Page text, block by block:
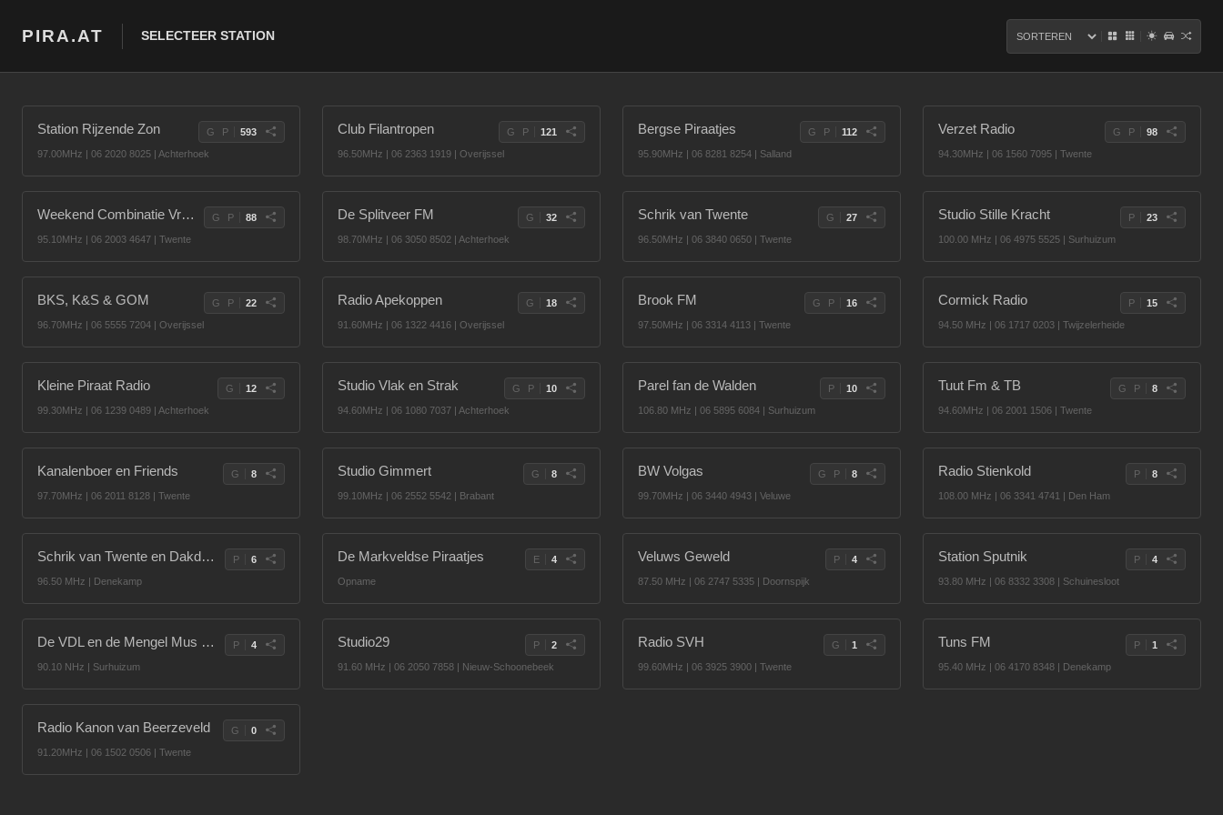
PIRA.AT SELECTEER STATION
Sorteer stations
Station Rijzende Zon G P
593
97.00MHz | 06 2020 8025 | Achterhoek
Club Filantropen G P
121
96.50MHz | 06 2363 1919 | Overijssel
Bergse Piraatjes G P
112
95.90MHz | 06 8281 8254 | Salland
Verzet Radio G P
98
94.30MHz | 06 1560 7095 | Twente
Weekend Combinatie Vriezenveen G P
88
95.10MHz | 06 2003 4647 | Twente
De Splitveer FM G
32
98.70MHz | 06 3050 8502 | Achterhoek
Schrik van Twente G
27
96.50MHz | 06 3840 0650 | Twente
Studio Stille Kracht P
23
100.00 MHz | 06 4975 5525 | Surhuizum
BKS, K&S & GOM G P
22
96.70MHz | 06 5555 7204 | Overijssel
Radio Apekoppen G
18
91.60MHz | 06 1322 4416 | Overijssel
Brook FM G P
16
97.50MHz | 06 3314 4113 | Twente
Cormick Radio P
15
94.50 MHz | 06 1717 0203 | Twijzelerheide
Kleine Piraat Radio G
12
99.30MHz | 06 1239 0489 | Achterhoek
Studio Vlak en Strak G P
10
94.60MHz | 06 1080 7037 | Achterhoek
Parel fan de Walden P
10
106.80 MHz | 06 5895 6084 | Surhuizum
Tuut Fm & TB G P
8
94.60MHz | 06 2001 1506 | Twente
Kanalenboer en Friends G
8
97.70MHz | 06 2011 8128 | Twente
Studio Gimmert G
8
99.10MHz | 06 2552 5542 | Brabant
BW Volgas G P
8
99.70MHz | 06 3440 4943 | Veluwe
Radio Stienkold P
8
108.00 MHz | 06 3341 4741 | Den Ham
Schrik van Twente en Dakdoef P
6
96.50 MHz | Denekamp
De Markveldse Piraatjes E
4
Opname
Veluws Geweld P
4
87.50 MHz | 06 2747 5335 | Doornspijk
Station Sputnik P
4
93.80 MHz | 06 8332 3308 | Schuinesloot
De VDL en de Mengel Mus Radio P
4
90.10 NHz | Surhuizum
Studio29 P
2
91.60 MHz | 06 2050 7858 | Nieuw-Schoonebeek
Radio SVH G
1
99.60MHz | 06 3925 3900 | Twente
Tuns FM P
1
95.40 MHz | 06 4170 8348 | Denekamp
Radio Kanon van Beerzeveld G
0
91.20MHz | 06 1502 0506 | Twente